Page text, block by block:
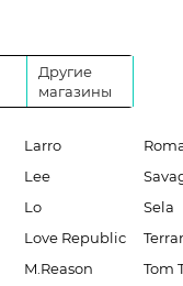
Другие
магазины
Larro
Lee
Lo
Love Republic
M.Reason
Sela
Tom